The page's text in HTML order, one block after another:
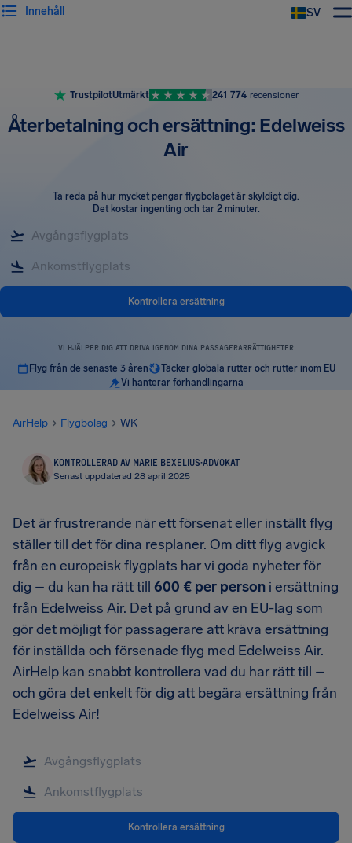
SV
Innehåll
TrustpilotUtmärkt 241 774 recensioner
Återbetalning och ersättning: Edelweiss
Air
Ta reda på hur mycket pengar flygbolaget är skyldigt dig.
Det kostar ingenting och tar 2 minuter.
Kontrollera ersättning
VI HJÄLPER DIG ATT DRIVA IGENOM DINA PASSAGERARRÄTTIGHETER
Flyg från de senaste 3 åren
Täcker globala rutter och rutter inom EU
Vi hanterar förhandlingarna
AirHelp Flygbolag WK
KONTROLLERAD AV MARIE BEXELIUS·ADVOKAT
Senast uppdaterad 28 april 2025
Det är frustrerande när ett försenat eller inställt flyg
ställer till det för dina resplaner. Om ditt flyg avgick
från en europeisk flygplats har vi goda nyheter för
dig – du kan ha rätt till 600 € per person i ersättning
från Edelweiss Air. Det på grund av en EU-lag som
gör det möjligt för passagerare att kräva ersättning
för inställda och försenade flyg med Edelweiss Air.
AirHelp kan snabbt kontrollera vad du har rätt till –
och göra det enkelt för dig att begära ersättning från
Edelweiss Air!
Kontrollera ersättning